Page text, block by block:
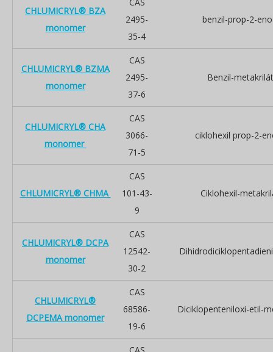
CHLUMICRYL® BZA
monomer
CAS
2495-
35-4
benzil-prop-2-
CHLUMICRYL® BZMA
monomer
CAS
2495-
37-6
Benzil-metakrilát
CHLUMICRYL® CHA
monomer
CAS
3066-
71-5
ciklohexil prop-2-
CHLUMICRYL® CHMA
CAS
101-43-
9
Ciklohexil-
CHLUMICRYL® DCPA
monomer
CAS
12542-
30-2
CHLUMICRYL®
DCPEMA monomer
CAS
68586-
19-6
Diciklopenteniloxi-etil-